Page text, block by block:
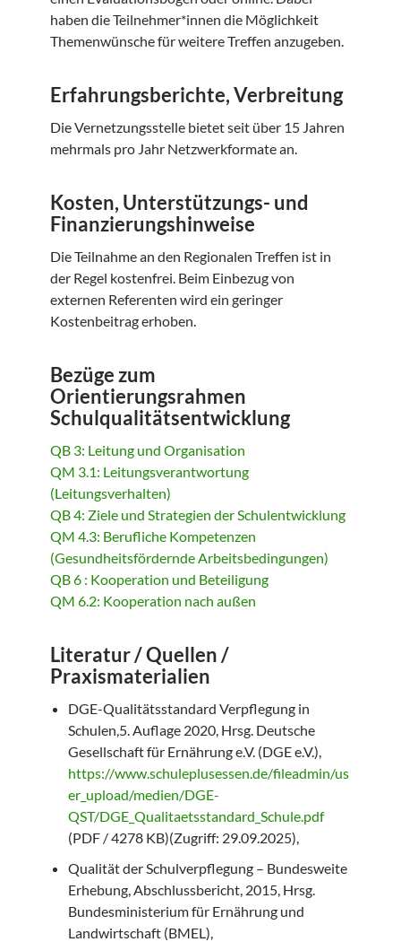
haben die Teilnehmer*innen die Möglichkeit
Themenwünsche für weitere Treffen anzugeben.
Erfahrungsberichte, Verbreitung
Die Vernetzungsstelle bietet seit über 15 Jahren
mehrmals pro Jahr Netzwerkformate an.
Kosten, Unterstützungs- und
Finanzierungshinweise
Die Teilnahme an den Regionalen Treffen ist in
der Regel kostenfrei. Beim Einbezug von
externen Referenten wird ein geringer
Kostenbeitrag erhoben.
Bezüge zum
Orientierungsrahmen
Schulqualitätsentwicklung
QB 3: Leitung und Organisation
QM 3.1: Leitungsverantwortung
(Leitungsverhalten)
QB 4: Ziele und Strategien der Schulentwicklung
QM 4.3: Berufliche Kompetenzen
(Gesundheitsfördernde Arbeitsbedingungen)
QB 6 : Kooperation und Beteiligung
QM 6.2: Kooperation nach außen
Literatur / Quellen /
Praxismaterialien
DGE-Qualitätsstandard Verpflegung in
Schulen,5. Auflage 2020, Hrsg. Deutsche
Gesellschaft für Ernährung e.V. (DGE e.V.),
https://www.schuleplusessen.de/fileadmin/us
er_upload/medien/DGE-
QST/DGE_Qualitaetsstandard_Schule.pdf
(PDF / 4278 KB)(Zugriff: 29.09.2025),
Qualität der Schulverpflegung – Bundesweite
Erhebung, Abschlussbericht, 2015, Hrsg.
Bundesministerium für Ernährung und
Landwirtschaft (BMEL),